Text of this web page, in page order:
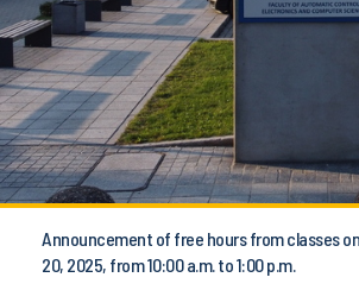
Announcement of free hours from classes
20, 2025, from 10:00 a.m. to 1:00 p.m.